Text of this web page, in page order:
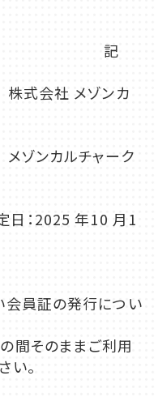
メゾンカ
ルチャーク
年10 月1
会員証の発行につい
間そのままご利用
い。